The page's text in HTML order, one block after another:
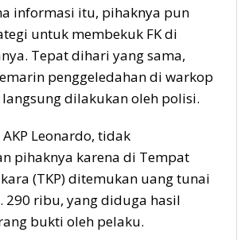
informasi itu, pihaknya pun
untuk membekuk FK di
Tepat dihari yang sama,
penggeledahan di warkop
langsung dilakukan oleh polisi.
Leonardo, tidak
pihaknya karena di Tempat
(TKP) ditemukan uang tunai
290 ribu, yang diduga hasil
bukti oleh pelaku.